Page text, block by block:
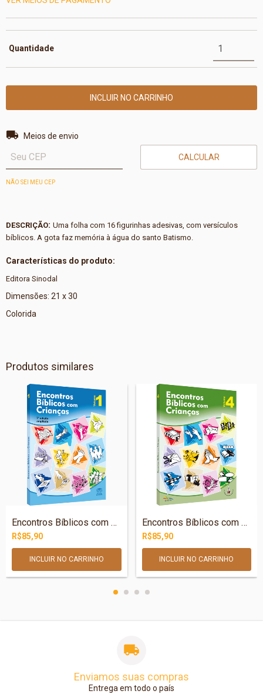
Quantidade
Entregas para o CEP:
Meios de envio
CALCULAR
NÃO SEI MEU CEP
DESCRIÇÃO: Uma folha com 16 figurinhas adesivas, com versículos
bíblicos. A gota faz memória à água do santo Batismo.
Características do produto:
Editora Sinodal
Dimensões: 21 x 30
Colorida
Produtos similares
Encontros Bíblicos com Crianças - v. 1
R$85,90
Encontros Bíblicos com Crianças - v. 4
R$85,90
Enviamos suas compras
Entrega em todo o país